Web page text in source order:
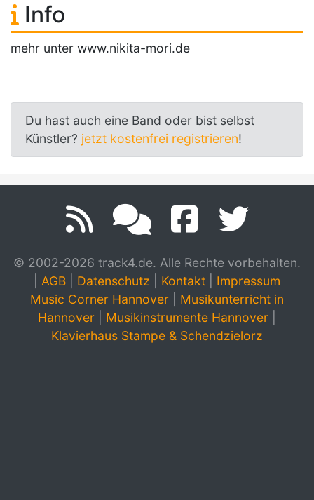
Info
mehr unter www.nikita-mori.de
Du hast auch eine Band oder bist selbst
Künstler? jetzt kostenfrei registrieren!
© 2002-2026 track4.de. Alle Rechte vorbehalten.
AGB Datenschutz Kontakt
Impressum
Music Corner Hannover
Musikunterricht in
Hannover
Musikinstrumente Hannover
Klavierhaus Stampe & Schendzielorz